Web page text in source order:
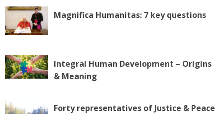
Magnifica Humanitas: 7 key questions
Integral Human Development – Origins
& Meaning
Forty representatives of Justice & Peace